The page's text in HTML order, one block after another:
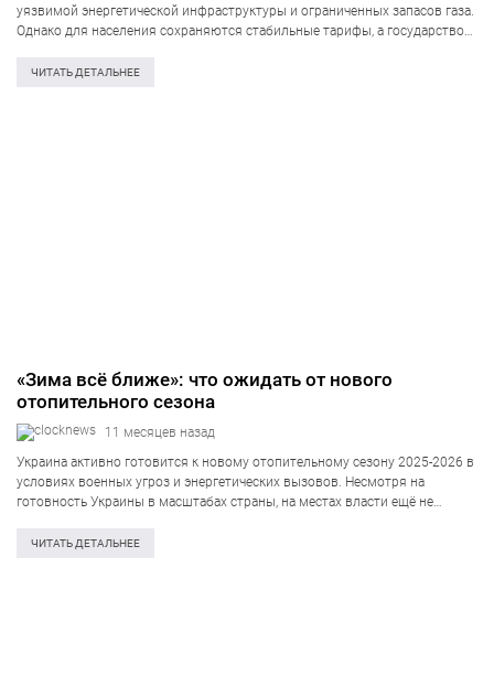
уязвимой энергетической инфраструктуры и ограниченных запасов газа.
Однако для населения сохраняются стабильные тарифы, а государство
энергоресурсов. Отопительный сезон в Украине стартует по
ЧИТАТЬ ДЕТАЛЬНЕЕ
«Зима всё ближе»: что ожидать от нового
отопительного сезона
11 месяцев назад
Украина активно готовится к новому отопительному сезону 2025-2026 в
условиях военных угроз и энергетических вызовов. Несмотря на
готовность Украины в масштабах страны, на местах власти ещё не
состоянию на начало сентября, степень…
ЧИТАТЬ ДЕТАЛЬНЕЕ